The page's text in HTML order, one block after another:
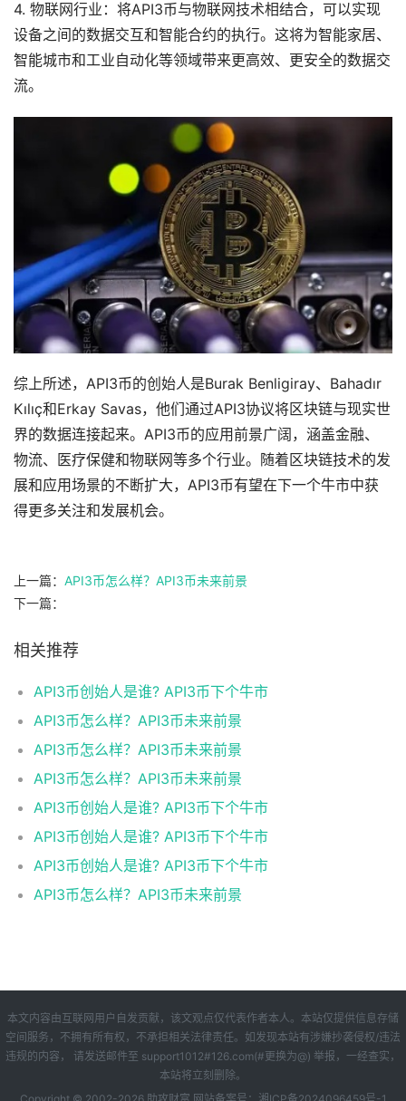
4. 物联网行业：将API3币与物联网技术相结合，可以实现
设备之间的数据交互和智能合约的执行。这将为智能家居、
智能城市和工业自动化等领域带来更高效、更安全的数据交
流。
综上所述，API3币的创始人是Burak Benligiray、Bahadır
Kılıç和Erkay Savas，他们通过API3协议将区块链与现实世
界的数据连接起来。API3币的应用前景广阔，涵盖金融、
物流、医疗保健和物联网等多个行业。随着区块链技术的发
展和应用场景的不断扩大，API3币有望在下一个牛市中获
得更多关注和发展机会。
上一篇： API3币怎么样？API3币未来前景
下一篇：
相关推荐
API3币创始人是谁? API3币下个牛市
API3币怎么样？API3币未来前景
API3币怎么样？API3币未来前景
API3币怎么样？API3币未来前景
API3币创始人是谁? API3币下个牛市
API3币创始人是谁? API3币下个牛市
API3币创始人是谁? API3币下个牛市
API3币怎么样？API3币未来前景
本文内容由互联网用户自发贡献，该文观点仅代表作者本人。本站仅提供信息存储
空间服务，不拥有所有权，不承担相关法律责任。如发现本站有涉嫌抄袭侵权/违法
违规的内容， 请发送邮件至 support1012#126.com(#更换为@) 举报，一经查实，
本站将立刻删除。